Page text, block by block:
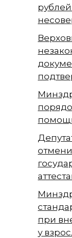
при
у